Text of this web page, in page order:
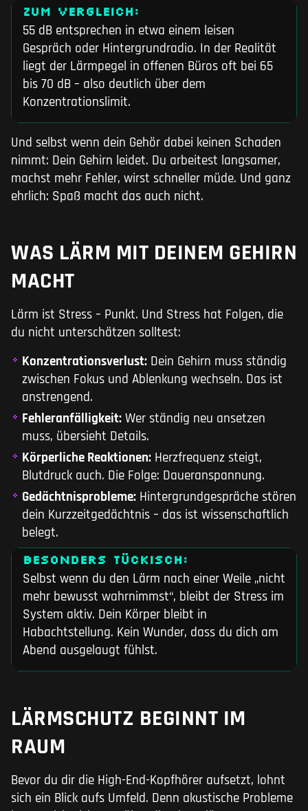
ZUM VERGLEICH:
55 dB entsprechen in etwa einem leisen
Gespräch oder Hintergrundradio. In der Realität
liegt der Lärmpegel in offenen Büros oft bei 65
bis 70 dB – also deutlich über dem
Konzentrationslimit.
Und selbst wenn dein Gehör dabei keinen Schaden
nimmt: Dein Gehirn leidet. Du arbeitest langsamer,
machst mehr Fehler, wirst schneller müde. Und ganz
ehrlich: Spaß macht das auch nicht.
WAS LÄRM MIT DEINEM GEHIRN
MACHT
Lärm ist Stress – Punkt. Und Stress hat Folgen, die
du nicht unterschätzen solltest:
Konzentrationsverlust: Dein Gehirn muss ständig
zwischen Fokus und Ablenkung wechseln. Das ist
anstrengend.
Fehleranfälligkeit: Wer ständig neu ansetzen
muss, übersieht Details.
Körperliche Reaktionen: Herzfrequenz steigt,
Blutdruck auch. Die Folge: Daueranspannung.
Gedächtnisprobleme: Hintergrundgespräche stören
dein Kurzzeitgedächtnis – das ist wissenschaftlich
belegt.
BESONDERS TÜCKISCH:
Selbst wenn du den Lärm nach einer Weile „nicht
mehr bewusst wahrnimmst“, bleibt der Stress im
System aktiv. Dein Körper bleibt in
Habachtstellung. Kein Wunder, dass du dich am
Abend ausgelaugt fühlst.
LÄRMSCHUTZ BEGINNT IM
RAUM
Bevor du dir die High-End-Kopfhörer aufsetzt, lohnt
sich ein Blick aufs Umfeld. Denn akustische Probleme